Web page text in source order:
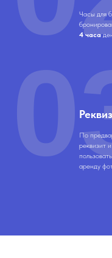
Часы для
4 часа
По
реквизит
аренду